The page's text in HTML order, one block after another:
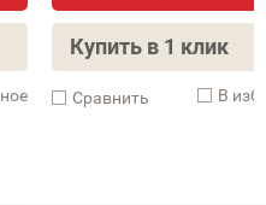
Купить в 1 клик
Cравнить В